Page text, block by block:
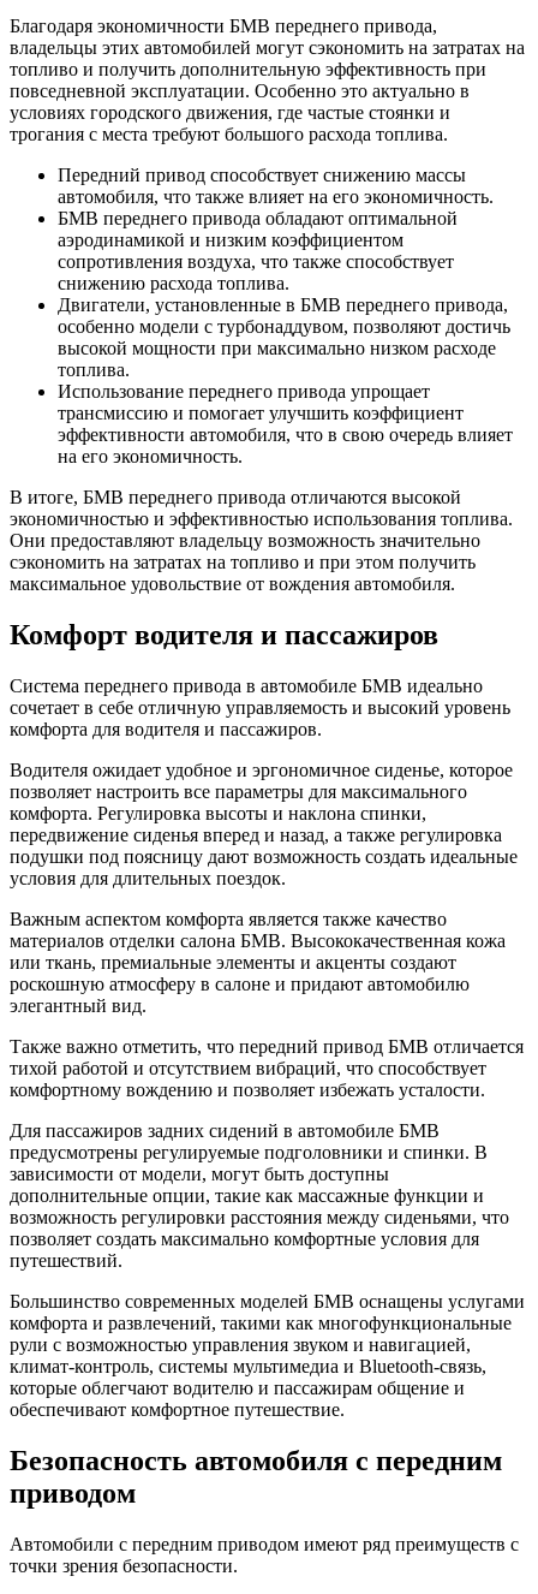
Благодаря экономичности БМВ переднего привода,
владельцы этих автомобилей могут сэкономить на затратах на
топливо и получить дополнительную эффективность при
повседневной эксплуатации. Особенно это актуально в
условиях городского движения, где частые стоянки и
трогания с места требуют большого расхода топлива.
Передний привод способствует снижению массы
автомобиля, что также влияет на его экономичность.
БМВ переднего привода обладают оптимальной
аэродинамикой и низким коэффициентом
сопротивления воздуха, что также способствует
снижению расхода топлива.
Двигатели, установленные в БМВ переднего привода,
особенно модели с турбонаддувом, позволяют достичь
высокой мощности при максимально низком расходе
топлива.
Использование переднего привода упрощает
трансмиссию и помогает улучшить коэффициент
эффективности автомобиля, что в свою очередь влияет
на его экономичность.
В итоге, БМВ переднего привода отличаются высокой
экономичностью и эффективностью использования топлива.
Они предоставляют владельцу возможность значительно
сэкономить на затратах на топливо и при этом получить
максимальное удовольствие от вождения автомобиля.
Комфорт водителя и пассажиров
Система переднего привода в автомобиле БМВ идеально
сочетает в себе отличную управляемость и высокий уровень
комфорта для водителя и пассажиров.
Водителя ожидает удобное и эргономичное сиденье, которое
позволяет настроить все параметры для максимального
комфорта. Регулировка высоты и наклона спинки,
передвижение сиденья вперед и назад, а также регулировка
подушки под поясницу дают возможность создать идеальные
условия для длительных поездок.
Важным аспектом комфорта является также качество
материалов отделки салона БМВ. Высококачественная кожа
или ткань, премиальные элементы и акценты создают
роскошную атмосферу в салоне и придают автомобилю
элегантный вид.
Также важно отметить, что передний привод БМВ отличается
тихой работой и отсутствием вибраций, что способствует
комфортному вождению и позволяет избежать усталости.
Для пассажиров задних сидений в автомобиле БМВ
предусмотрены регулируемые подголовники и спинки. В
зависимости от модели, могут быть доступны
дополнительные опции, такие как массажные функции и
возможность регулировки расстояния между сиденьями, что
позволяет создать максимально комфортные условия для
путешествий.
Большинство современных моделей БМВ оснащены услугами
комфорта и развлечений, такими как многофункциональные
рули с возможностью управления звуком и навигацией,
климат-контроль, системы мультимедиа и Bluetooth-связь,
которые облегчают водителю и пассажирам общение и
обеспечивают комфортное путешествие.
Безопасность автомобиля с передним
приводом
Автомобили с передним приводом имеют ряд преимуществ с
точки зрения безопасности.